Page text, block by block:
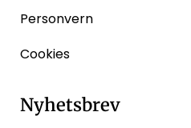
Personvern
Cookies
Nyhetsbrev